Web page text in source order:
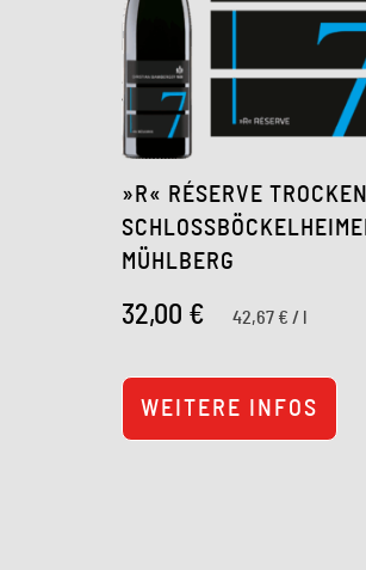
»R« RÉSERVE TROCKEN
MÜHLBERG
32,00 € 42,67 € /
WEITERE INFOS